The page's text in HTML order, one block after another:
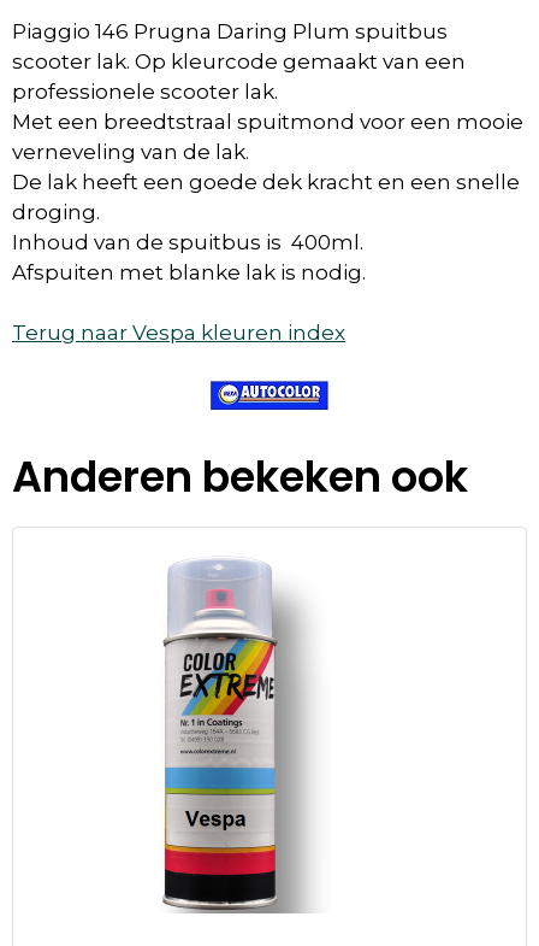
Piaggio 146 Prugna Daring Plum spuitbus
scooter lak. Op kleurcode gemaakt van een
professionele scooter lak.
Met een breedtstraal spuitmond voor een mooie
verneveling van de lak.
De lak heeft een goede dek kracht en een snelle
droging.
Inhoud van de spuitbus is 400ml.
Afspuiten met blanke lak is nodig.
Terug naar Vespa kleuren index
Anderen bekeken ook